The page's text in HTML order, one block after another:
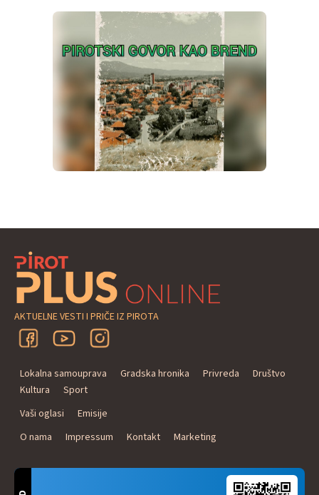
AKTUELNE VESTI I PRIČE IZ PIROTA
Lokalna samouprava Gradska hronika Privreda
Društvo
Kultura
Sport
Vaši oglasi
Emisije
O nama
Impressum Kontakt Marketing